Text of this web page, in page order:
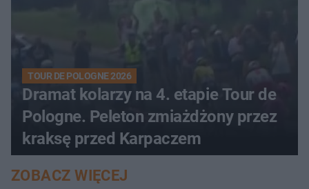
TOUR DE POLOGNE 2026
Dramat kolarzy na 4. etapie Tour de
Pologne. Peleton zmiażdżony przez
kraksę przed Karpaczem
ZOBACZ WIĘCEJ